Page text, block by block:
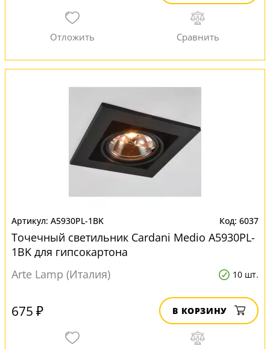
A5930PL-1BK 6037
Точечный светильник Cardani Medio A5930PL-
1BK для гипсокартона
Arte Lamp (Италия)
10 шт.
675 ₽ В КОРЗИНУ